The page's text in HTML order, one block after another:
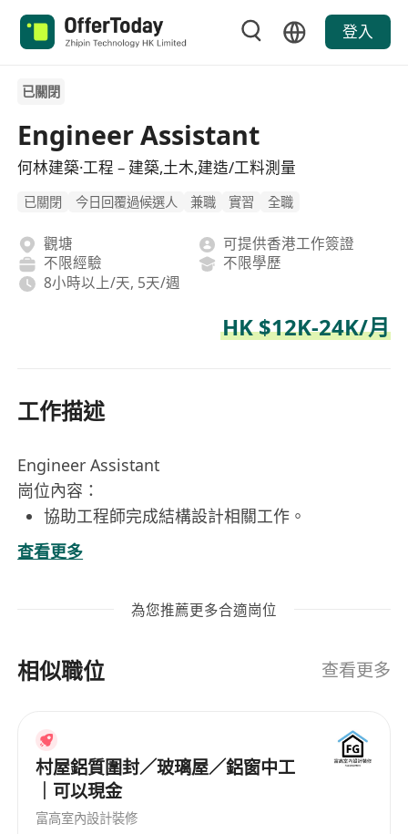
登入
已關閉
Engineer Assistant
何林建築·工程 – 建築,土木,建造/工料測量
已關閉 今日回覆過候選人 兼職 實習 全職
觀塘
可提供香港工作簽證
不限經驗
不限學歷
8小時以上/天, 5天/週
HK $12K-24K/月
工作描述
Engineer Assistant
崗位內容：
協助工程師完成結構設計相關工作。
參與圖紙繪製和技術文檔的整理與更新。
配合工程師進行材料選型及技術方案的討論。
完成上級交辦的其他技術支持任務。
工作要求：
具備基本的結構設計知識和繪圖能力。
熟練使用AutoCAD或其他繪圖軟件者優先。
工作認真細緻，具有良好的溝通能力和團隊合作
精神。
查看更多
為您推薦更多合適崗位
相似職位 查看更多
村屋鋁質圍封／玻璃屋／鋁窗中工
｜可以現金
富高室內設計裝修